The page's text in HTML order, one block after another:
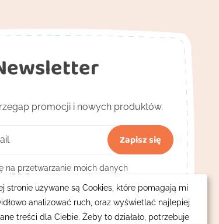
promocji i nowych produktów.
na przetwarzanie moich danych
ISO Sp. z o.o. prowadzącą sklep
w Bydgoszczy przy ul. Pięknej 13, NIP:
marketingowych, m.in. przesyłania
(wymagana)
stronie używane są Cookies, które pomagają mi
analizować ruch, oraz wyświetlać najlepiej
treści dla Ciebie. Żeby to działało, potrzebuje